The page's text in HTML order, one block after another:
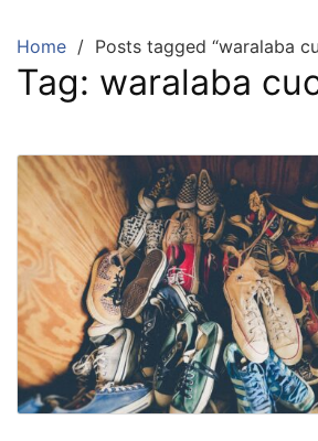
content
Home Posts tagged “waralaba
Tag: waralaba